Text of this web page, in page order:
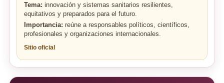
Tema: innovación y sistemas sanitarios resilientes,
equitativos y preparados para el futuro.
Importancia: reúne a responsables políticos, científicos,
profesionales y organizaciones internacionales.
Sitio oficial